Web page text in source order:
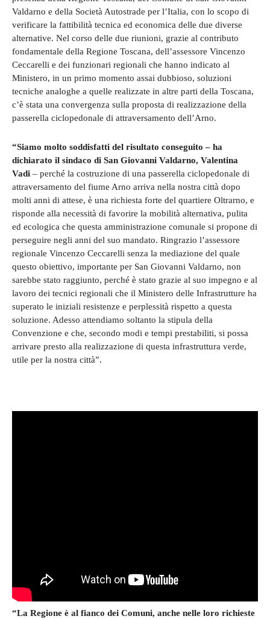
Valdarno e della Società Autostrade per l’Italia, con lo scopo di
verificare la fattibilità tecnica ed economica delle due diverse
alternative. Nel corso delle due riunioni, grazie al contributo
fondamentale della Regione Toscana, dell’assessore Vincenzo
Ceccarelli e dei funzionari regionali che hanno indicato al
Ministero, in un primo momento assai dubbioso, soluzioni
tecniche analoghe a quelle realizzate in altre parti della Toscana,
c’è stata una convergenza sulla proposta di realizzazione della
passerella ciclopedonale di attraversamento dell’Arno.
“Siamo molto soddisfatti del risultato conseguito – ha
dichiarato il sindaco di San Giovanni Valdarno, Valentina
Vadi – perché la costruzione di una passerella ciclopedonale di
attraversamento del fiume Arno arriva nella nostra città dopo
molti anni di attese, è una richiesta forte del quartiere Oltrarno, e
risponde alla necessità di favorire la mobilità alternativa, pulita
ed ecologica che questa amministrazione comunale si propone di
perseguire negli anni del suo mandato. Ringrazio l’assessore
regionale Vincenzo Ceccarelli senza la mediazione del quale
questo obiettivo, importante per San Giovanni Valdarno, non
sarebbe stato raggiunto, perché è stato grazie al suo impegno e al
lavoro dei tecnici regionali che il Ministero delle Infrastrutture ha
superato le iniziali resistenze e perplessità rispetto a questa
soluzione. Adesso attendiamo soltanto la stipula della
Convenzione e che, secondo modi e tempi prestabiliti, si possa
arrivare presto alla realizzazione di questa infrastruttura verde,
utile per la nostra città”.
“La Regione è al fianco dei Comuni, anche nelle loro richieste